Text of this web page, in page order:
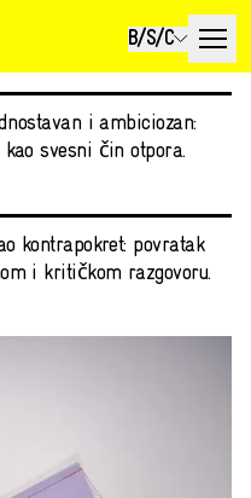
B/S/C
i ambiciozan:
svesni čin otpora.
kontrapokret: povratak
i kritičkom razgovoru.